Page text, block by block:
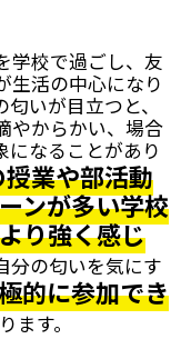
学校で過ごし、友
生活の中心になり
いが目立つと、
やからかい、場合
になることがあり
業や部活動
ンが多い学校
り強く感じ
分の匂いを気にす
的に参加でき
ます。